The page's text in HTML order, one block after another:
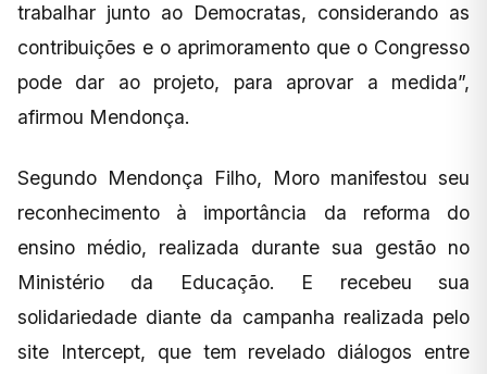
trabalhar junto ao Democratas, considerando as
contribuições e o aprimoramento que o Congresso
pode dar ao projeto, para aprovar a medida”,
afirmou Mendonça.
Segundo Mendonça Filho, Moro manifestou seu
reconhecimento à importância da reforma do
ensino médio, realizada durante sua gestão no
Ministério da Educação. E recebeu sua
solidariedade diante da campanha realizada pelo
site Intercept, que tem revelado diálogos entre